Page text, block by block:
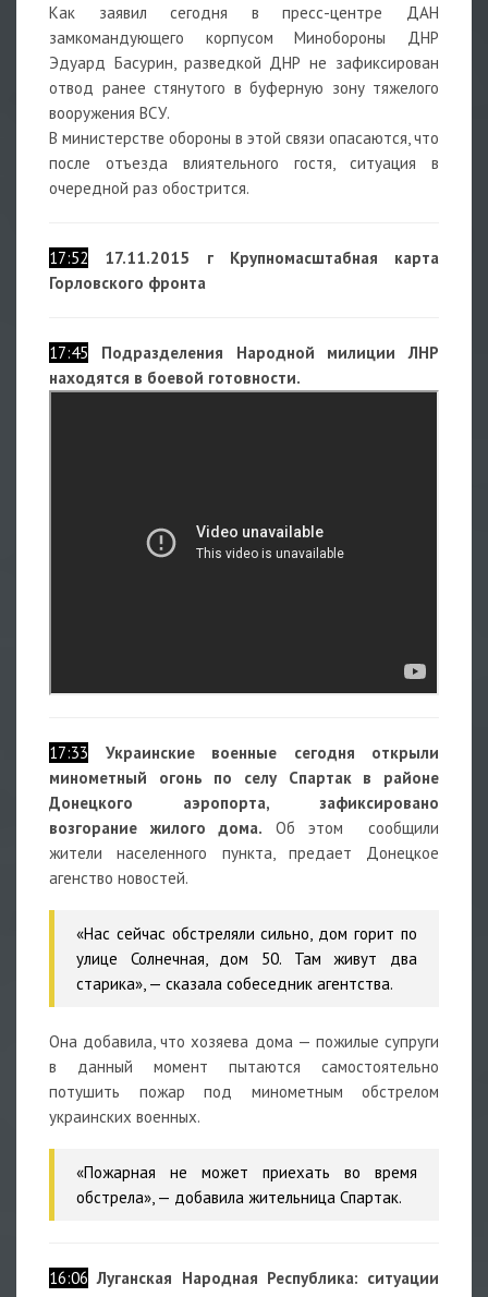
Как заявил сегодня в пресс-центре ДАН
замкомандующего корпусом Минобороны ДНР
Эдуард Басурин, разведкой ДНР не зафиксирован
отвод ранее стянутого в буферную зону тяжелого
вооружения ВСУ.
В министерстве обороны в этой связи опасаются, что
после отъезда влиятельного гостя, ситуация в
очередной раз обострится.
17:52
17.11.2015 г Крупномасштабная карта
Горловского фронта
17:45
Подразделения Народной милиции ЛНР
находятся в боевой готовности.
17:33
Украинские военные сегодня открыли
минометный огонь по селу Спартак в районе
Донецкого аэропорта, зафиксировано
возгорание жилого дома. Об этом сообщили
жители населенного пункта, предает Донецкое
агенство новостей.
«Нас сейчас обстреляли сильно, дом горит по
улице Солнечная, дом 50. Там живут два
старика», — сказала собеседник агентства.
Она добавила, что хозяева дома — пожилые супруги
в данный момент пытаются самостоятельно
потушить пожар под минометным обстрелом
украинских военных.
«Пожарная не может приехать во время
обстрела», — добавила жительница Спартак.
16:06 Луганская Народная Республика: ситуации